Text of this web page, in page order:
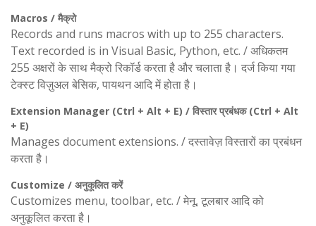
Macros / मैक्रो
Records and runs macros with up to 255 characters.
Text recorded is in Visual Basic, Python, etc. / अधिकतम
255 अक्षरों के साथ मैक्रो रिकॉर्ड करता है और चलाता है। दर्ज किया गया
टेक्स्ट विज़ुअल बेसिक, पायथन आदि में होता है।
Extension Manager (Ctrl + Alt + E) / विस्तार प्रबंधक (Ctrl + Alt
+ E)
Manages document extensions. / दस्तावेज़ विस्तारों का प्रबंधन
करता है।
Customize / अनुकूलित करें
Customizes menu, toolbar, etc. / मेनू, टूलबार आदि को
अनुकूलित करता है।